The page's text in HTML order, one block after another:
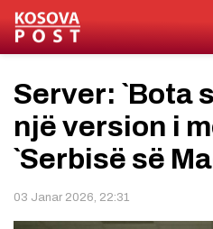
Server: `Bota
një version i
`Serbisë së
03 Janar 2026, 22:31